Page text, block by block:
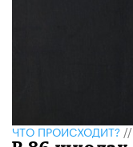
ЧТО ПРОИСХОДИТ?